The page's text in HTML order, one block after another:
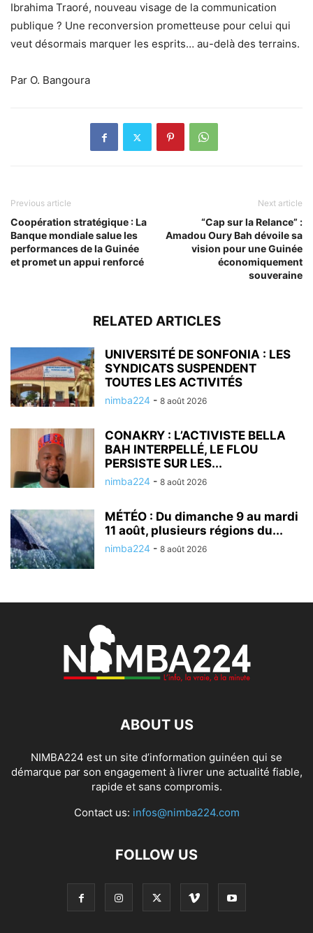
Ibrahima Traoré, nouveau visage de la communication
publique ? Une reconversion prometteuse pour celui qui
veut désormais marquer les esprits… au-delà des terrains.
Par O. Bangoura
Previous article
Coopération stratégique : La
Banque mondiale salue les
performances de la Guinée
et promet un appui renforcé
Next article
“Cap sur la Relance” :
Amadou Oury Bah dévoile sa
vision pour une Guinée
économiquement
souveraine
RELATED ARTICLES
UNIVERSITÉ DE SONFONIA : LES
SYNDICATS SUSPENDENT
TOUTES LES ACTIVITÉS
nimba224 - 8 août 2026
CONAKRY : L’ACTIVISTE BELLA
BAH INTERPELLÉ, LE FLOU
PERSISTE SUR LES...
nimba224 - 8 août 2026
MÉTÉO : Du dimanche 9 au mardi
11 août, plusieurs régions du...
nimba224 - 8 août 2026
ABOUT US
NIMBA224 est un site d’information guinéen qui se
démarque par son engagement à livrer une actualité fiable,
rapide et sans compromis.
Contact us: infos@nimba224.com
FOLLOW US